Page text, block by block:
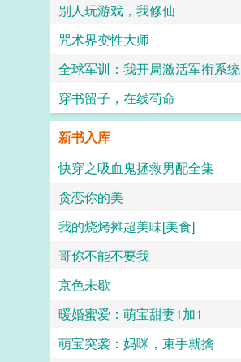
别人玩游戏，我修仙
咒术界变性大师
全球军训：我开局激活军衔系统
穿书留子，在线苟命
新书入库
快穿之吸血鬼拯救男配全集
贪恋你的美
我的烧烤摊超美味[美食]
哥你不能不要我
京色未歇
暖婚蜜爱：萌宝甜妻1加1
萌宝突袭：妈咪，束手就擒